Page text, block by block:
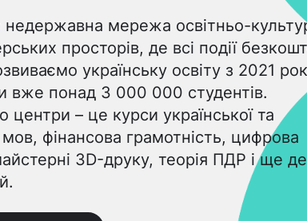
недержавна мережа освітньо-
просторів, де всі події
українську освіту з 2021
вже понад 3 000 000 студентів.
центри – це курси української та
фінансова грамотність, цифрова
3D-друку, теорія ПДР і ще